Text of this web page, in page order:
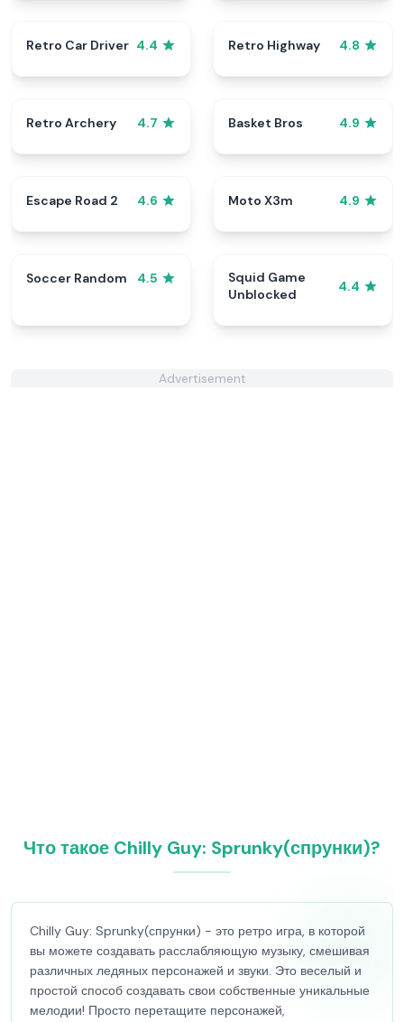
Retro Car Driver 4.4 Retro Highway 4.8
Retro Archery 4.7 Basket Bros 4.9
Escape Road 2 4.6 Moto X3m 4.9
Soccer Random 4.5
Squid Game
Unblocked
4.4
Advertisement
Что такое Chilly Guy: Sprunky(спрунки)?
Chilly Guy: Sprunky(спрунки) - это ретро игра, в которой
вы можете создавать расслабляющую музыку, смешивая
различных ледяных персонажей и звуки. Это веселый и
простой способ создавать свои собственные уникальные
мелодии! Просто перетащите персонажей,